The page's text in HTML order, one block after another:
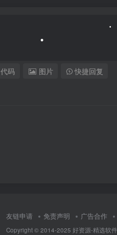
代码 图片 快捷回复
友链申请 免责声明 广告合作
Copyright © 2014-2025 好资源-精选软